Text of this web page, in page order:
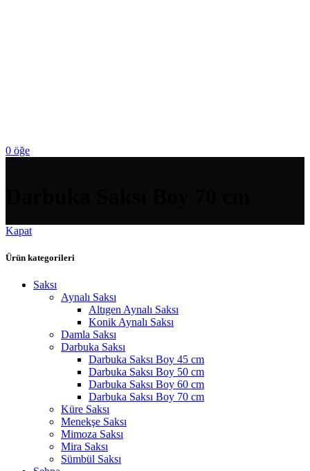
0 öğe
Kapat
Ürün kategorileri
Saksı
Aynalı Saksı
Altıgen Aynalı Saksı
Konik Aynalı Saksı
Damla Saksı
Darbuka Saksı
Darbuka Saksı Boy 45 cm
Darbuka Saksı Boy 50 cm
Darbuka Saksı Boy 60 cm
Darbuka Saksı Boy 70 cm
Küre Saksı
Menekşe Saksı
Mimoza Saksı
Mira Saksı
Sümbül Saksı